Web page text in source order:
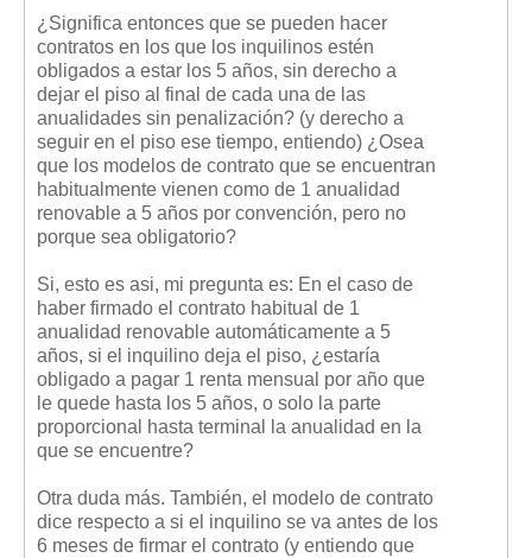
¿Significa entonces que se pueden hacer
contratos en los que los inquilinos estén
obligados a estar los 5 años, sin derecho a
dejar el piso al final de cada una de las
anualidades sin penalización? (y derecho a
seguir en el piso ese tiempo, entiendo) ¿Osea
que los modelos de contrato que se encuentran
habitualmente vienen como de 1 anualidad
renovable a 5 años por convención, pero no
porque sea obligatorio?
Si, esto es asi, mi pregunta es: En el caso de
haber firmado el contrato habitual de 1
anualidad renovable automáticamente a 5
años, si el inquilino deja el piso, ¿estaría
obligado a pagar 1 renta mensual por año que
le quede hasta los 5 años, o solo la parte
proporcional hasta terminal la anualidad en la
que se encuentre?
Otra duda más. También, el modelo de contrato
dice respecto a si el inquilino se va antes de los
6 meses de firmar el contrato (y entiendo que